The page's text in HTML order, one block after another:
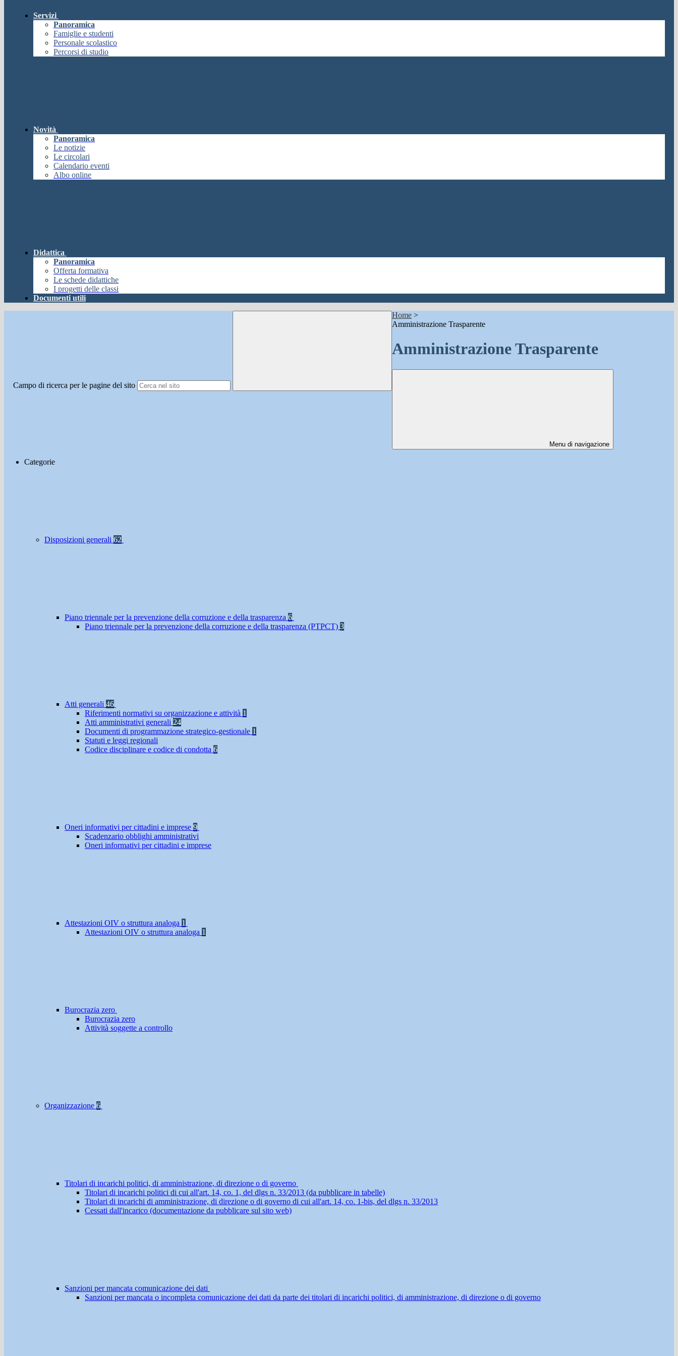
Servizi
Panoramica
Famiglie e studenti
Personale scolastico
Percorsi di studio
Novità
Panoramica
Le notizie
Le circolari
Calendario eventi
Albo online
Didattica
Panoramica
Offerta formativa
Le schede didattiche
I progetti delle classi
Documenti utili
Campo di ricerca per le pagine del sito
Home >
Amministrazione Trasparente
Amministrazione Trasparente
Menu di navigazione
Categorie
Disposizioni generali 62
Piano triennale per la prevenzione della corruzione e della trasparenza 6
Piano triennale per la prevenzione della corruzione e della trasparenza (PTPCT) 3
Atti generali 46
Riferimenti normativi su organizzazione e attività 1
Atti amministrativi generali 24
Documenti di programmazione strategico-gestionale 1
Statuti e leggi regionali
Codice disciplinare e codice di condotta 6
Oneri informativi per cittadini e imprese 9
Scadenzario obblighi amministrativi
Oneri informativi per cittadini e imprese
Attestazioni OIV o struttura analoga 1
Attestazioni OIV o struttura analoga 1
Burocrazia zero
Burocrazia zero
Attività soggette a controllo
Organizzazione 6
Titolari di incarichi politici, di amministrazione, di direzione o di governo
Titolari di incarichi politici di cui all'art. 14, co. 1, del dlgs n. 33/2013 (da pubblicare in tabelle)
Titolari di incarichi di amministrazione, di direzione o di governo di cui all'art. 14, co. 1-bis, del dlgs n. 33/2013
Cessati dall'incarico (documentazione da pubblicare sul sito web)
Sanzioni per mancata comunicazione dei dati
Sanzioni per mancata o incompleta comunicazione dei dati da parte dei titolari di incarichi politici, di amministrazione, di direzione o di governo